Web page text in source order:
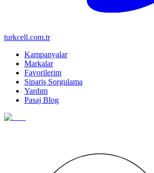
turkcell.com.tr
Kampanyalar
Markalar
Favorilerim
Sipariş Sorgulama
Yardım
Pasaj Blog